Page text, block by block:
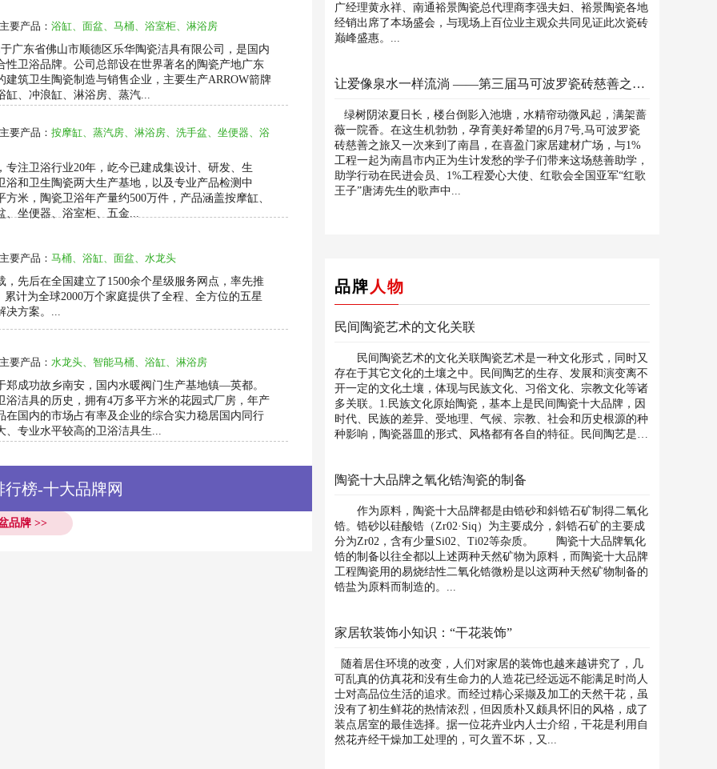
要产品： 浴缸、面盆、马桶、浴室柜、淋浴房
广东省佛山市顺德区乐华陶瓷洁具有限公司，是国内
性卫浴品牌。公司总部设在世界著名的陶瓷产地广东
建筑卫生陶瓷制造与销售企业，主要生产ARROW箭牌
缸、冲浪缸、淋浴房、蒸汽...
要产品： 按摩缸、蒸汽房、淋浴房、洗手盆、坐便器、浴
专注卫浴行业20年，屹今已建成集设计、研发、生
浴和卫生陶瓷两大生产基地，以及专业产品检测中
方米，陶瓷卫浴年产量约500万件，产品涵盖按摩缸、
坐便器、浴室柜、五金...
要产品： 马桶、浴缸、面盆、水龙头
，先后在全国建立了1500余个星级服务网点，率先推
累计为全球2000万个家庭提供了全程、全方位的五星
方案。...
要产品： 水龙头、智能马桶、浴缸、淋浴房
郑成功故乡南安，国内水暖阀门生产基地镇—英都。
浴洁具的历史，拥有4万多平方米的花园式厂房，年产
在国内的市场占有率及企业的综合实力稳居国内同行
、专业水平较高的卫浴洁具生...
榜-十大品牌网
品牌 >>
广经理黄永祥、南通裕景陶瓷总代理商李强夫妇、裕景陶瓷各地
经销出席了本场盛会，与现场上百位业主观众共同见证此次瓷砖
巅峰盛惠。...
让爱像泉水一样流淌 ——第三届马可波罗瓷砖慈善之旅南昌站
绿树阴浓夏日长，楼台倒影入池塘，水精帘动微风起，满架蔷
薇一院香。在这生机勃勃，孕育美好希望的6月7号,马可波罗瓷
砖慈善之旅又一次来到了南昌，在喜盈门家居建材广场，与1%
工程一起为南昌市内正为生计发愁的学子们带来这场慈善助学，
助学行动在民进会员、1%工程爱心大使、红歌会全国亚军“红歌
王子”唐涛先生的歌声中...
品牌 人物
民间陶瓷艺术的文化关联
民间陶瓷艺术的文化关联陶瓷艺术是一种文化形式，同时又
存在于其它文化的土壤之中。民间陶艺的生存、发展和演变离不
开一定的文化土壤，体现与民族文化、习俗文化、宗教文化等诸
多关联。1.民族文化原始陶瓷，基本上是民间陶瓷十大品牌，因
时代、民族的差异、受地理、气候、宗教、社会和历史根源的种
种影响，陶瓷器皿的形式、风格都有各自的特征。民间陶艺是与
陶瓷十大品牌之氧化锆淘瓷的制备
作为原料，陶瓷十大品牌都是由锆砂和斜锆石矿制得二氧化
锆。锆砂以硅酸锆（Zr02·Siq）为主要成分，斜锆石矿的主要成
分为Zr02，含有少量Si02、Ti02等杂质。 陶瓷十大品牌氧化
锆的制备以往全都以上述两种天然矿物为原料，而陶瓷十大品牌
工程陶瓷用的易烧结性二氧化锆微粉是以这两种天然矿物制备的
锆盐为原料而制造的。...
家居软装饰小知识：“干花装饰”
随着居住环境的改变，人们对家居的装饰也越来越讲究了，几
可乱真的仿真花和没有生命力的人造花已经远远不能满足时尚人
士对高品位生活的追求。而经过精心采撷及加工的天然干花，虽
没有了初生鲜花的热情浓烈，但因质朴又颇具怀旧的风格，成了
装点居室的最佳选择。据一位花卉业内人士介绍，干花是利用自
然花卉经干燥加工处理的，可久置不坏，又...